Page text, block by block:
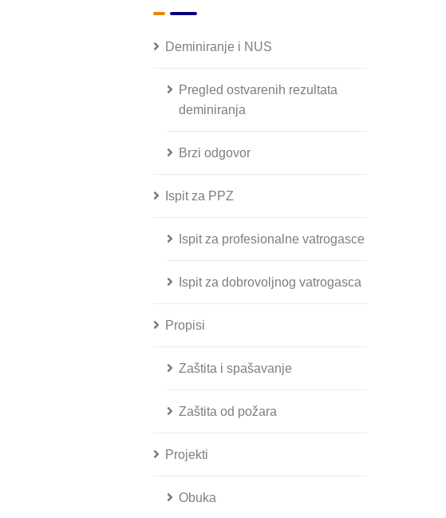
Deminiranje i NUS
Pregled ostvarenih rezultata
deminiranja
Brzi odgovor
Ispit za PPZ
Ispit za profesionalne vatrogasce
Ispit za dobrovoljnog vatrogasca
Propisi
Zaštita i spašavanje
Zaštita od požara
Projekti
Obuka